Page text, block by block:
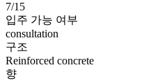
7/15
입주 가능 여부
consultation
구조
Reinforced concrete
향